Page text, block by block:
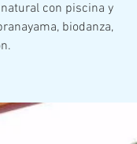
con piscina y
biodanza,